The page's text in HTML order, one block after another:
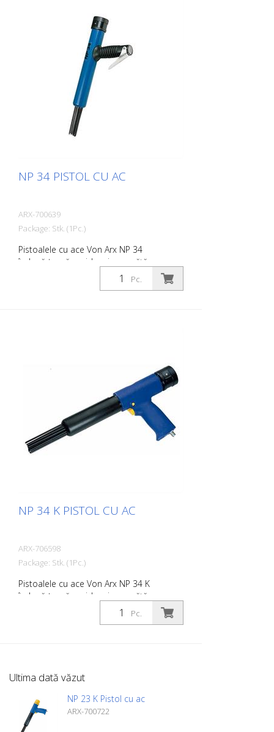
ace de 2, 3 sau 4 mm, după cum doriți.
Greutate: 2,6 kg (5,7 lbs) Consumul de aer:
100 L/min. (3,5 cfm) Ace ø 3 mm: 19 buc.
Presiunea aerului: 100 psi (7 bar) max.
Conexiune: G 3/8 '' Nivelul de zgomot: 109
NP 34 PISTOL CU AC
ARX-700639
Package: Stk. (1Pc.)
Pistoalele cu ace Von Arx NP 34
îndepărtează rapid rugina, curăță,
desprăfuiesc și degresează. În esență,
acestea netezesc suprafețele inegale.
125 L/min. (4,4 cfm) Ace ø 3 mm: 28 buc.
Presiunea aerului: 100 psi (7 bar) max.
Conexiune: G 3/8 '' Nivelul de zgomot: 109
Pc.
NP 34 K PISTOL CU AC
ARX-706598
Package: Stk. (1Pc.)
Pistoalele cu ace Von Arx NP 34 K
îndepărtează rapid rugina, curăță,
desprăfuiesc și degresează. În esență,
acestea netezesc suprafețele inegale.
ace de 2, 3 sau 4 mm, după cum doriți.
Greutate: 3,0 kg (6,6 lbs) Consumul de aer:
125 L/min. (4,4 cfm) Ace ø 3 mm: 28 buc.
Presiunea aerului: 100 psi (7 bar) max.
Pc.
Ultima dată văzut
NP 23 K Pistol cu ac
ARX-700722